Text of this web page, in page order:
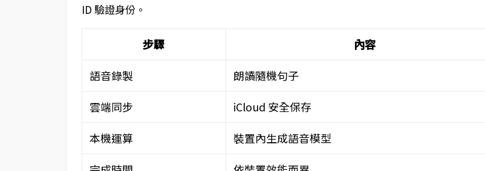
ID 驗證身份。
步驟
內容
語音錄製
朗讀隨機句子
雲端同步
iCloud 安全保存
本機運算
裝置內生成語音模型